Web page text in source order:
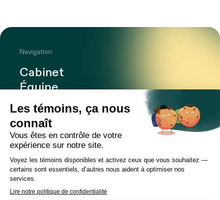
Navigation
Cabinet
Équipe
Expertises
Bureaux
Carrière
Transactions
Nouvelles
Contact